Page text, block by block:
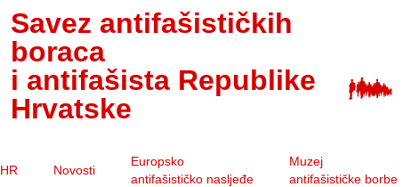
Savez antifašističkih
boraca
i antifašista Republike
Hrvatske
Novosti
Europsko
antifašističko nasljeđe
Muzej
antifašističke borbe